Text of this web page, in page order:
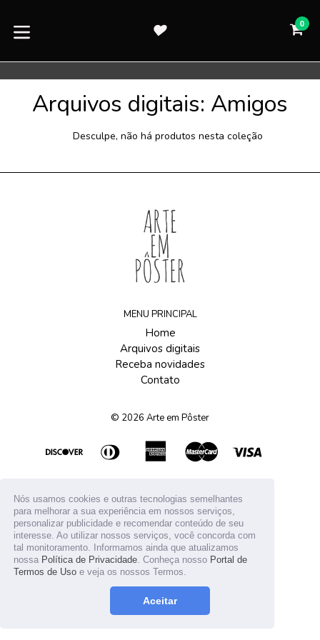
Nós usamos cookies e outras tecnologias semelhantes
para melhorar a sua experiência em nossos serviços,
personalizar publicidade e recomendar conteúdo de seu
interesse. Ao utilizar nossos serviços, você concorda com
tal monitoramento. Informamos ainda que atualizamos
nossa Política de Privacidade . Conheça nosso Portal de
Termos de Uso e veja os nossos Termos.
Aceitar
para
0
Arquivos digitais: Amigos
Desculpe, não há produtos nesta coleção
MENU PRINCIPAL
Home
Arquivos digitais
Receba novidades
Contato
© 2026 Arte em Pôster